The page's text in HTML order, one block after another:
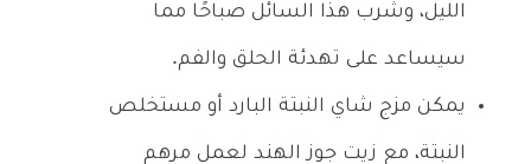
الليل، وشرب هذا السائل صباحًا مما
سيساعد على تهدئة الحلق والفم.
يمكن مزج شاي النبتة البارد أو مستخلص
النبتة، مع زيت جوز الهند لعمل مرهم